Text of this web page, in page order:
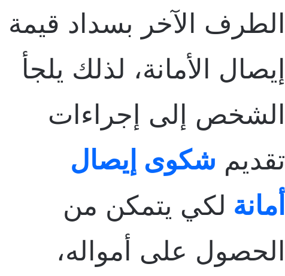
الطرف الآخر بسداد قيمة
إيصال الأمانة، لذلك يلجأ
الشخص إلى إجراءات
تقديم شكوى إيصال
أمانة لكي يتمكن من
الحصول على أمواله،